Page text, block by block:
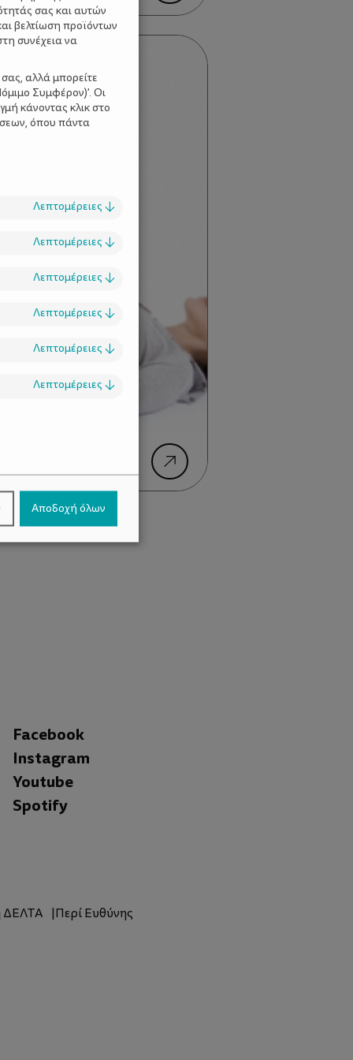
Facebook
Instagram
Youtube
Spotify
ΔΕΛΤΑ Περί Ευθύνης
σας και αυτών
βελτίωση προϊόντων
συνέχεια να
αλλά μπορείτε
Συμφέρον)'. Οι
κάνοντας κλικ στο
όπου πάντα
Λεπτομέρειες ↓
Λεπτομέρειες ↓
Λεπτομέρειες ↓
Λεπτομέρειες ↓
Λεπτομέρειες ↓
Λεπτομέρειες ↓
Αποδοχή όλων